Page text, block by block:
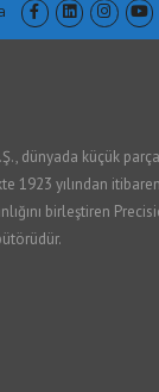
dünyada küçük
1923 yılından
birleştiren